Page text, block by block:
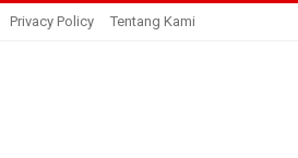
Privacy Policy Tentang Kami